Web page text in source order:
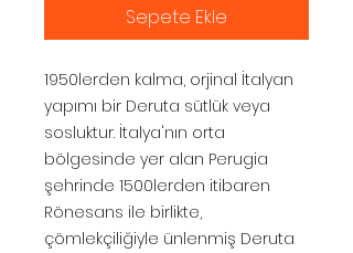
Sepete Ekle
1950lerden kalma, orjinal İtalyan
yapımı bir Deruta sütlük veya
sosluktur. İtalya'nın orta
bölgesinde yer alan Perugia
şehrinde 1500lerden itibaren
Rönesans ile birlikte,
çömlekçiliğiyle ünlenmiş Deruta